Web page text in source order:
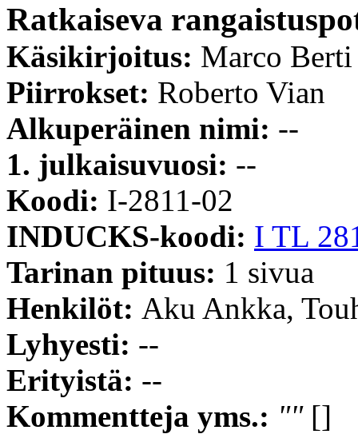
Ratkaiseva
Käsikirjoitus: Marco Berti
Piirrokset: Roberto Vian
Alkuperäinen nimi: --
1. julkaisuvuosi: --
Koodi: I-2811-02
INDUCKS-koodi: I TL
Tarinan pituus: 1 sivua
Henkilöt: Aku Ankka,
Lyhyesti: --
Erityistä: --
Kommentteja yms.: ""[]